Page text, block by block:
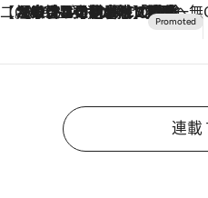
【CREA×星野リゾート】唯一無二。癒しと発見が待つ場所へ
2026.8.7
【トンボの足水浴】ヒノキの香りに包まれて涼感マックス！約13℃の湧水かけ流しを避暑地「星野温泉 トンボの湯」で体験
連載